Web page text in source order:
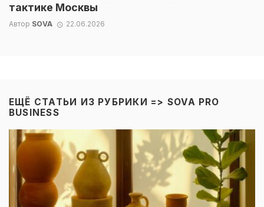
тактике Москвы
Автор SOVA 22.06.2026
ЕЩЁ СТАТЬИ ИЗ РУБРИКИ => SOVA PRO
BUSINESS